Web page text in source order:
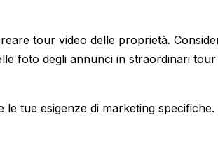
tour video delle proprietà.
foto degli annunci in straordinari tour
tue esigenze di marketing specifiche.